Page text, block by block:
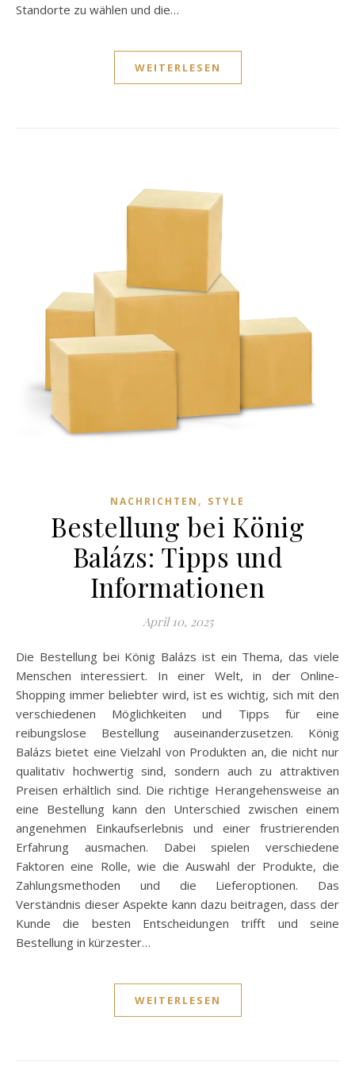
Standorte zu wählen und die…
WEITERLESEN
NACHRICHTEN , STYLE
Bestellung bei König
Balázs: Tipps und
Informationen
April 10, 2025
Die Bestellung bei König Balázs ist ein Thema, das viele
Menschen interessiert. In einer Welt, in der Online-
Shopping immer beliebter wird, ist es wichtig, sich mit den
verschiedenen Möglichkeiten und Tipps für eine
reibungslose Bestellung auseinanderzusetzen. König
Balázs bietet eine Vielzahl von Produkten an, die nicht nur
qualitativ hochwertig sind, sondern auch zu attraktiven
Preisen erhältlich sind. Die richtige Herangehensweise an
eine Bestellung kann den Unterschied zwischen einem
angenehmen Einkaufserlebnis und einer frustrierenden
Erfahrung ausmachen. Dabei spielen verschiedene
Faktoren eine Rolle, wie die Auswahl der Produkte, die
Zahlungsmethoden und die Lieferoptionen. Das
Verständnis dieser Aspekte kann dazu beitragen, dass der
Kunde die besten Entscheidungen trifft und seine
Bestellung in kürzester…
WEITERLESEN